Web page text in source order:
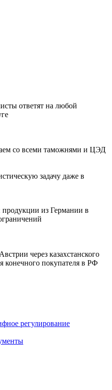
ответят на любой
со всеми таможнями и ЦЭД
задачу даже в
продукции из Германии в
через казахстанского
конечного покупателя в РФ
регулирование